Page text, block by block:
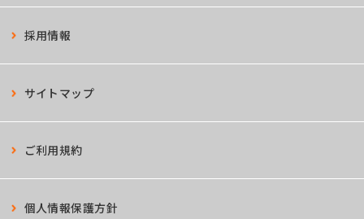
採用情報
サイトマップ
ご利用規約
個人情報保護方針